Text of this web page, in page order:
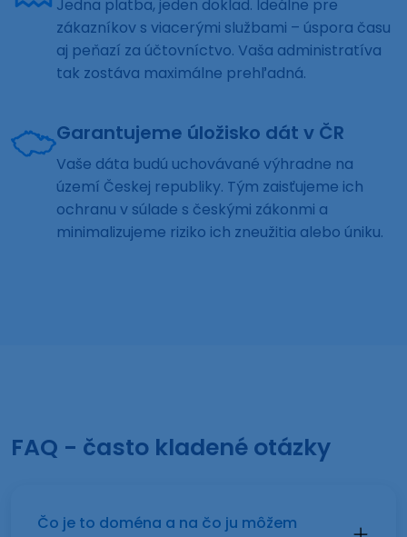
Jedna platba, jeden doklad. Ideálne pre
zákazníkov s viacerými službami – úspora času
aj peňazí za účtovníctvo. Vaša administratíva
tak zostáva maximálne prehľadná.
Garantujeme úložisko dát v ČR
Vaše dáta budú uchovávané výhradne na
území Českej republiky. Tým zaisťujeme ich
ochranu v súlade s českými zákonmi a
minimalizujeme riziko ich zneužitia alebo úniku.
FAQ - často kladené otázky
Čo je to doména a na čo ju môžem